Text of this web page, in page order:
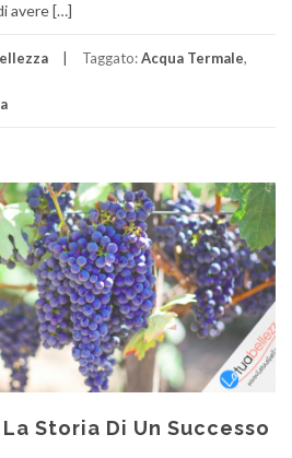
avere […]
Taggato:Acqua Termale,
Storia Di Un Successo